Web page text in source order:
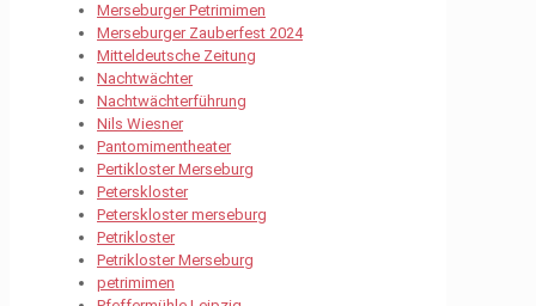
Merseburger Petrimimen
Merseburger Zauberfest 2024
Mitteldeutsche Zeitung
Nachtwächter
Nachtwächterführung
Nils Wiesner
Pantomimentheater
Pertikloster Merseburg
Peterskloster
Peterskloster merseburg
Petrikloster
Petrikloster Merseburg
petrimimen